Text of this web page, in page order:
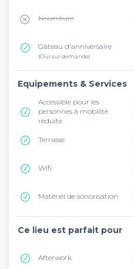
Nourriture
Gâteau d'anniversaire
(Oui sur demande)
Equipements & Services
Accessible pour les
personnes à mobilité
réduite
Terrasse
Wifi
Matériel de sonorisation
Ce lieu est parfait pour
Afterwork